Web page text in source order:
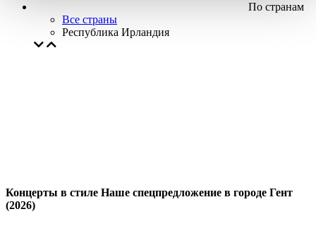
По странам
Все страны
Республика Ирландия
Концерты в стиле Наше спецпредложение в городе Гент
(2026)